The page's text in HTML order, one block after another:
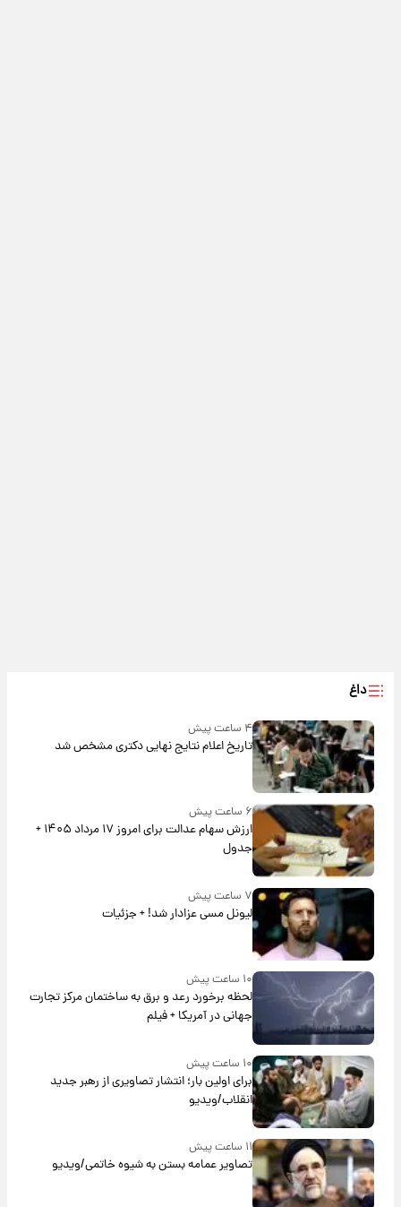
داغ
۴ ساعت پیش
تاریخ اعلام نتایج نهایی دکتری مشخص شد
۶ ساعت پیش
ارزش سهام عدالت برای امروز ۱۷ مرداد ۱۴۰۵ +
جدول
۷ ساعت پیش
لیونل مسی عزادار شد! + جزئیات
۱۰ ساعت پیش
لحظه برخورد رعد و برق به ساختمان مرکز تجارت
جهانی در آمریکا + فیلم
۱۰ ساعت پیش
برای اولین بار؛ انتشار تصاویری از رهبر جدید
انقلاب/ویدیو
۱۱ ساعت پیش
تصاویر عمامه بستن به شیوه خاتمی/ویدیو